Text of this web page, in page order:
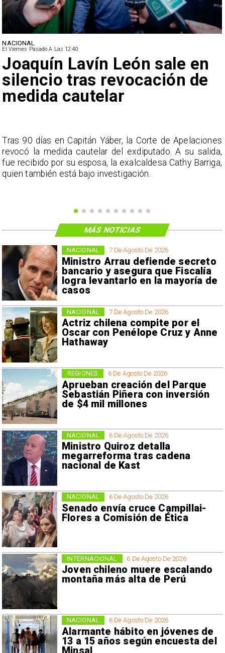
NACIONAL
El Viernes Pasado A Las 12:40
Joaquín Lavín León sale en
silencio tras revocación de
medida cautelar
Tras 90 días en Capitán Yáber, la Corte de Apelaciones
revocó la medida cautelar del exdiputado. A su salida,
fue recibido por su esposa, la exalcaldesa Cathy Barriga,
quien también está bajo investigación.
7 De Agosto De 2026
Ministro Arrau defiende secreto
bancario y asegura que Fiscalía
logra levantarlo en la mayoría de
casos
NACIONAL
7 De Agosto De 2026
Actriz chilena compite por el
Oscar con Penélope Cruz y Anne
Hathaway
NACIONAL
6 De Agosto De 2026
Aprueban creación del Parque
Sebastián Piñera con inversión
de $4 mil millones
REGIONES
6 De Agosto De 2026
Ministro Quiroz detalla
megarreforma tras cadena
nacional de Kast
NACIONAL
6 De Agosto De 2026
Senado envía cruce Campillai-
Flores a Comisión de Ética
NACIONAL
6 De Agosto De 2026
Joven chileno muere escalando
montaña más alta de Perú
INTERNACIONAL
6 De Agosto De 2026
Alarmante hábito en jóvenes de
13 a 15 años según encuesta del
NACIONAL
MÁS NOTICIAS